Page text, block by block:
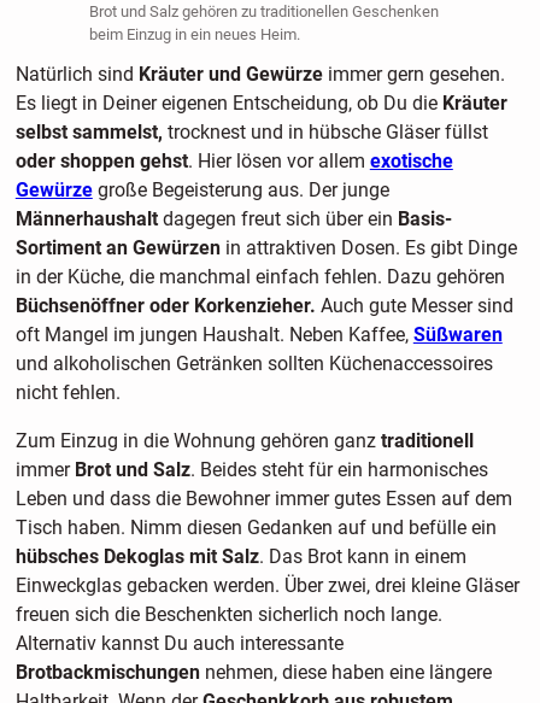
Brot und Salz gehören zu traditionellen Geschenken
beim Einzug in ein neues Heim.
Natürlich sind Kräuter und Gewürzeimmer gern gesehen.
Es liegt in Deiner eigenen Entscheidung, ob Du die Kräuter
selbst sammelst, trocknest und in hübsche Gläser füllst
oder shoppen gehst. Hier lösen vor allem exotische
Gewürzegroße Begeisterung aus. Der junge
Männerhaushalt dagegen freut sich über ein Basis-
Sortiment an Gewürzenin attraktiven Dosen. Es gibt Dinge
in der Küche, die manchmal einfach fehlen. Dazu gehören
Büchsenöffner oder Korkenzieher. Auch gute Messer sind
oft Mangel im jungen Haushalt. Neben Kaffee, Süßwaren
und alkoholischen Getränken sollten Küchenaccessoires
nicht fehlen.
Zum Einzug in die Wohnung gehören ganz traditionell
immer Brot und Salz. Beides steht für ein harmonisches
Leben und dass die Bewohner immer gutes Essen auf dem
Tisch haben. Nimm diesen Gedanken auf und befülle ein
hübsches Dekoglas mit Salz. Das Brot kann in einem
Einweckglas gebacken werden. Über zwei, drei kleine Gläser
freuen sich die Beschenkten sicherlich noch lange.
Alternativ kannst Du auch interessante
Brotbackmischungen nehmen, diese haben eine längere